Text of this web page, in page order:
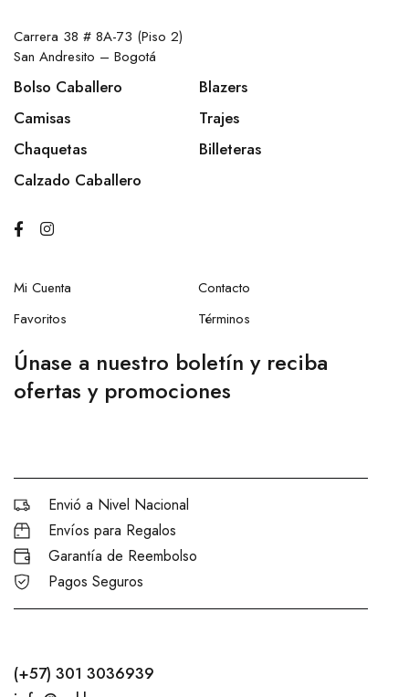
Carrera 38 # 8A-73 (Piso 2)
San Andresito – Bogotá
Bolso Caballero
Camisas
Chaquetas
Calzado Caballero
Blazers
Trajes
Billeteras
Mi Cuenta
Favoritos
Contacto
Términos
Únase a nuestro boletín y reciba
ofertas y promociones
Envió a Nivel Nacional
Envíos para Regalos
Garantía de Reembolso
Pagos Seguros
(+57) 301 3036939